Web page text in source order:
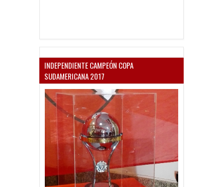
INDEPENDIENTE CAMPEÓN COPA
SUDAMERICANA 2017